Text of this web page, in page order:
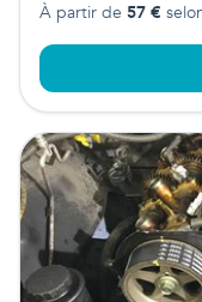
À partir de 57 €